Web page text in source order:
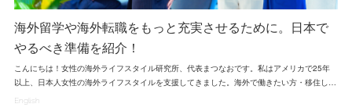
海外留学や海外転職をもっと充実させるために。日本で
やるべき準備を紹介！
こんにちは！女性の海外ライフスタイル研究所、代表まつなおです。私はアメリカで25年
以上、日本人女性の海外ライフスタイルを支援してきました。海外で働きたい方・移住し…
English